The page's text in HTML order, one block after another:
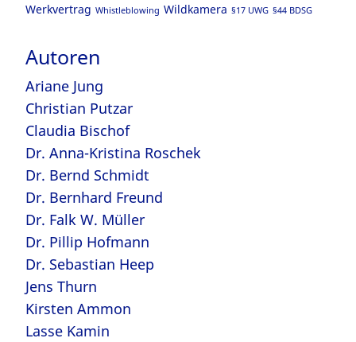
Werkvertrag Whistleblowing Wildkamera §17 UWG §44 BDSG
Autoren
Ariane Jung
Christian Putzar
Claudia Bischof
Dr. Anna-Kristina Roschek
Dr. Bernd Schmidt
Dr. Bernhard Freund
Dr. Falk W. Müller
Dr. Pillip Hofmann
Dr. Sebastian Heep
Jens Thurn
Kirsten Ammon
Lasse Kamin